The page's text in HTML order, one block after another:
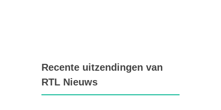
Recente uitzendingen van
RTL Nieuws